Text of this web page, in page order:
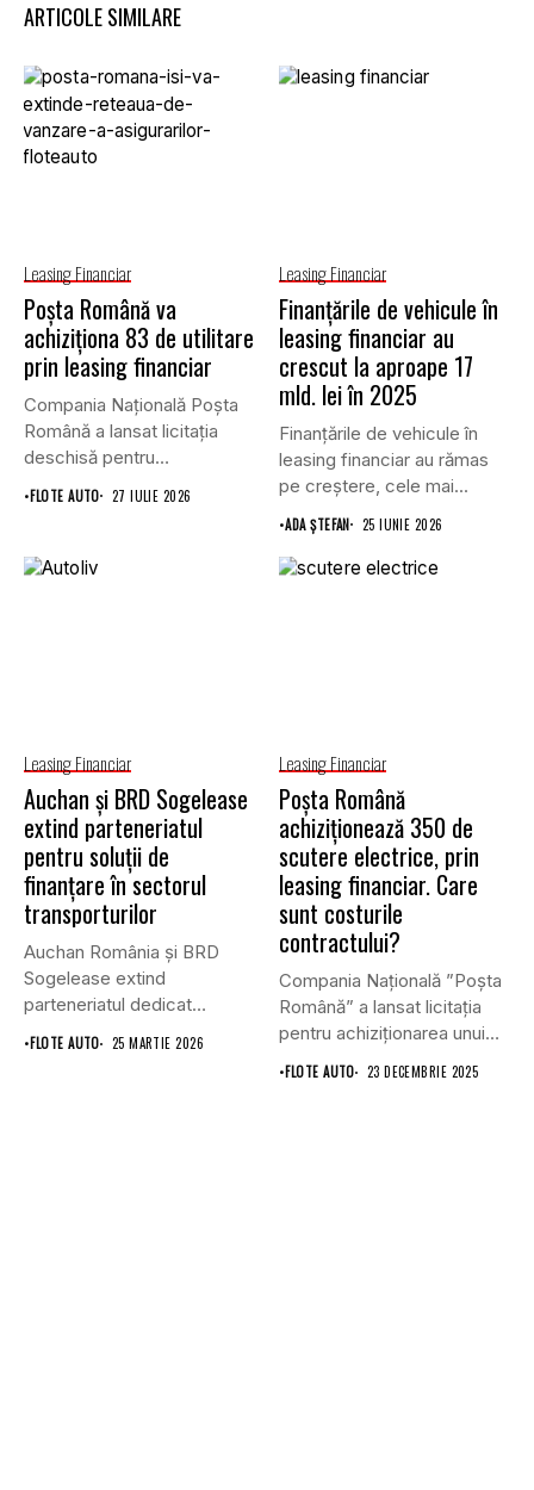
ARTICOLE SIMILARE
Leasing Financiar
Poșta Română va
achiziționa 83 de utilitare
prin leasing financiar
Compania Națională Poșta
Română a lansat licitația
deschisă pentru
achiziționarea unui număr...
•FLOTE AUTO 27 IULIE 2026
Leasing Financiar
Finanțările de vehicule în
leasing financiar au
crescut la aproape 17
mld. lei în 2025
Finanțările de vehicule în
leasing financiar au rămas
pe creștere, cele mai...
•ADA ȘTEFAN 25 IUNIE 2026
Leasing Financiar
Auchan și BRD Sogelease
extind parteneriatul
pentru soluții de
finanțare în sectorul
transporturilor
Auchan România și BRD
Sogelease extind
parteneriatul dedicat
furnizorilor și companiilor
•FLOTE AUTO 25 MARTIE 2026
Leasing Financiar
Poșta Română
achiziționează 350 de
scutere electrice, prin
leasing financiar. Care
sunt costurile
contractului?
Compania Națională ”Poșta
Română” a lansat licitația
pentru achiziționarea unui
număr de...
•FLOTE AUTO 23 DECEMBRIE 2025